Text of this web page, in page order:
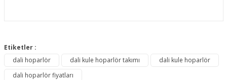
konularda yetersiz gördüğünüz noktaları öneri formunu
Görüş ve önerileriniz için teşekkür ederiz.
Etiketler :
dali hoparlör
dali kule hoparlör takımı
dali kule hoparlör
dali hoparlör fiyatları